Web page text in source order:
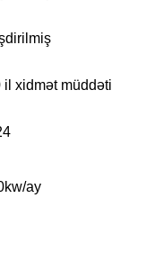
il xidmət müddəti
ay